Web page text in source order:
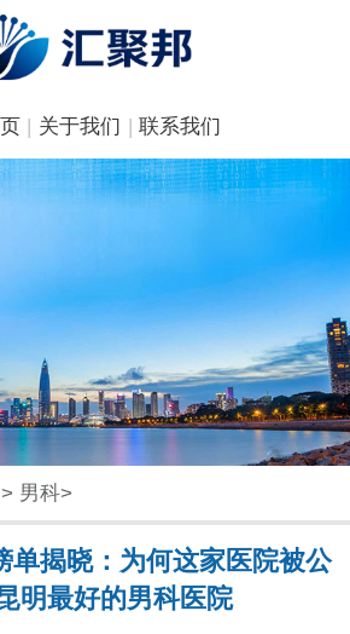
关于我们 联系我们
> 男科>
单揭晓：为何这家医院被公
明最好的男科医院